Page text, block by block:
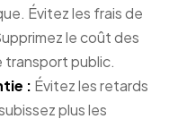
Évitez les frais de
le coût des
transport public.
: Évitez les retards
plus les